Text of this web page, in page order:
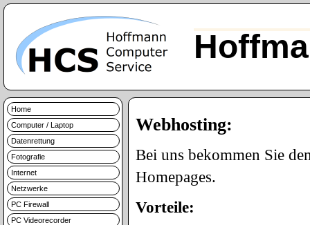
Home
Computer / Laptop
Datenrettung
Fotografie
Internet
Netzwerke
PC Firewall
PC Videorecorder
Webhosting:
Bei uns bekommen Sie
Homepages.
Vorteile: